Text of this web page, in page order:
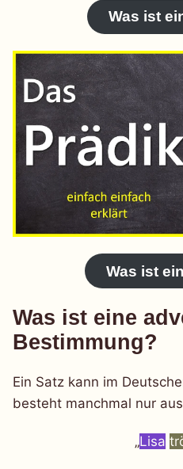
Was ist
Was ist
Was ist eine
Bestimmung?
Ein Satz kann im
besteht manchmal nur aus
„Lisa